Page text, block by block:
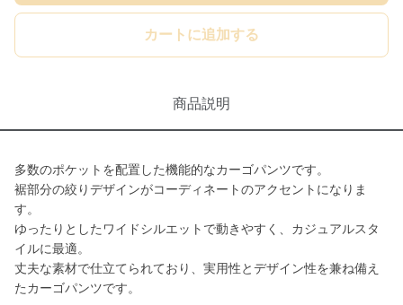
カートに追加する
商品説明
多数のポケットを配置した機能的なカーゴパンツです。
裾部分の絞りデザインがコーディネートのアクセントになりま
す。
ゆったりとしたワイドシルエットで動きやすく、カジュアルスタ
イルに最適。
丈夫な素材で仕立てられており、実用性とデザイン性を兼ね備え
たカーゴパンツです。